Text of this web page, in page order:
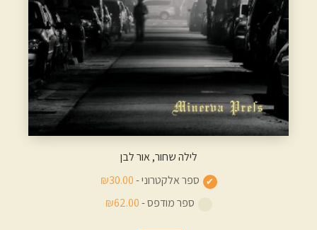
לילה שחור, אור לבן
ספר אלקטרוני -₪30.00
ספר מודפס -₪62.00